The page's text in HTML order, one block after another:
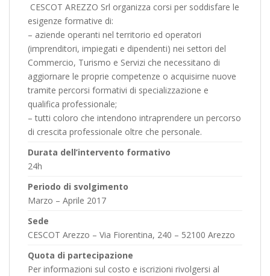
CESCOT AREZZO Srl organizza corsi per soddisfare le
esigenze formative di:
– aziende operanti nel territorio ed operatori
(imprenditori, impiegati e dipendenti) nei settori del
Commercio, Turismo e Servizi che necessitano di
aggiornare le proprie competenze o acquisirne nuove
tramite percorsi formativi di specializzazione e
qualifica professionale;
– tutti coloro che intendono intraprendere un percorso
di crescita professionale oltre che personale.
Durata dell’intervento formativo
24h
Periodo di svolgimento
Marzo – Aprile 2017
Sede
CESCOT Arezzo – Via Fiorentina, 240 – 52100 Arezzo
Quota di partecipazione
Per informazioni sul costo e iscrizioni rivolgersi al